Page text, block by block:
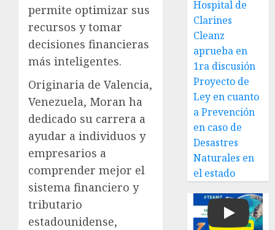
permite optimizar sus
recursos y tomar
decisiones financieras
más inteligentes.
Originaria de Valencia,
Venezuela, Moran ha
dedicado su carrera a
ayudar a individuos y
empresarios a
comprender mejor el
sistema financiero y
tributario
estadounidense,
Hospital de
Clarines
Cleanz
aprueba en
1ra discusión
Proyecto de
Ley en cuanto
a Prevención
en caso de
Desastres
Naturales en
el estado
Play